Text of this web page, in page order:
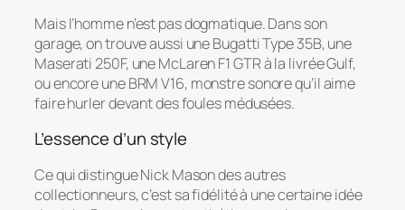
Mais l’homme n’est pas dogmatique. Dans son
garage, on trouve aussi une Bugatti Type 35B, une
Maserati 250F, une McLaren F1 GTR à la livrée Gulf,
ou encore une BRM V16, monstre sonore qu’il aime
faire hurler devant des foules médusées.
L’essence d’un style
Ce qui distingue Nick Mason des autres
collectionneurs, c’est sa fidélité à une certaine idée